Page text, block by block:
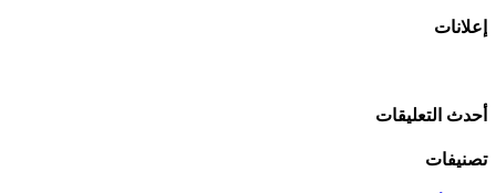
إعلانات
أحدث التعليقات
تصنيفات